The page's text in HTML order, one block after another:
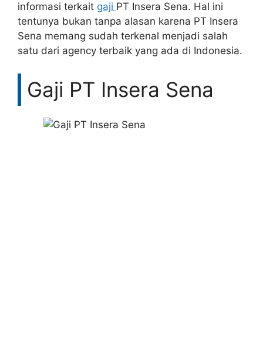
informasi terkait gaji PT Insera Sena‎. Hal ini
tentunya bukan tanpa alasan karena PT Insera
Sena‎ memang sudah terkenal menjadi salah
satu dari agency terbaik yang ada di Indonesia.
Gaji PT Insera Sena